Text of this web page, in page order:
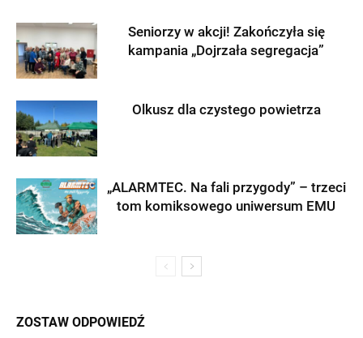
Seniorzy w akcji! Zakończyła się
kampania „Dojrzała segregacja”
Olkusz dla czystego powietrza
„ALARMTEC. Na fali przygody” – trzeci
tom komiksowego uniwersum EMU
ZOSTAW ODPOWIEDŹ